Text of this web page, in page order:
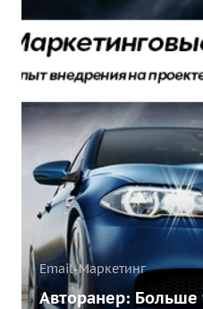
Email-Маркетинг
Авторанер: Больше